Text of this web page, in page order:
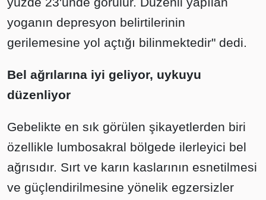
yoganın depresyon belirtilerinin
gerilemesine yol açtığı bilinmektedir" dedi.
Bel ağrılarına iyi geliyor, uykuyu
düzenliyor
Gebelikte en sık görülen şikayetlerden biri
özellikle lumbosakral bölgede ilerleyici bel
ağrısıdır. Sırt ve karın kaslarının esnetilmesi
ve güçlendirilmesine yönelik egzersizler